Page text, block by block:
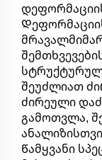
შეუძლიათ
ძირეული
გამოთვლა,
Წამყვანი